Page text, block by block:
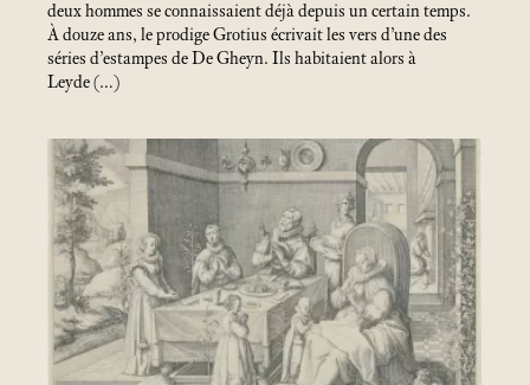
deux hommes se connaissaient déjà depuis un certain temps.
À douze ans, le prodige Grotius écrivait les vers d’une des
séries d’estampes de De Gheyn. Ils habitaient alors à
Leyde (…)